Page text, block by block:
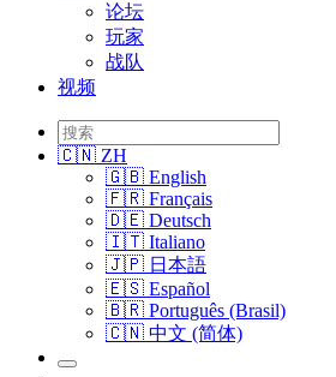
论坛
玩家
战队
视频
🇨🇳 ZH
🇬🇧 English
🇫🇷 Français
🇩🇪 Deutsch
🇮🇹 Italiano
🇯🇵 日本語
🇪🇸 Español
🇧🇷 Português (Brasil)
🇨🇳 中文 (简体)